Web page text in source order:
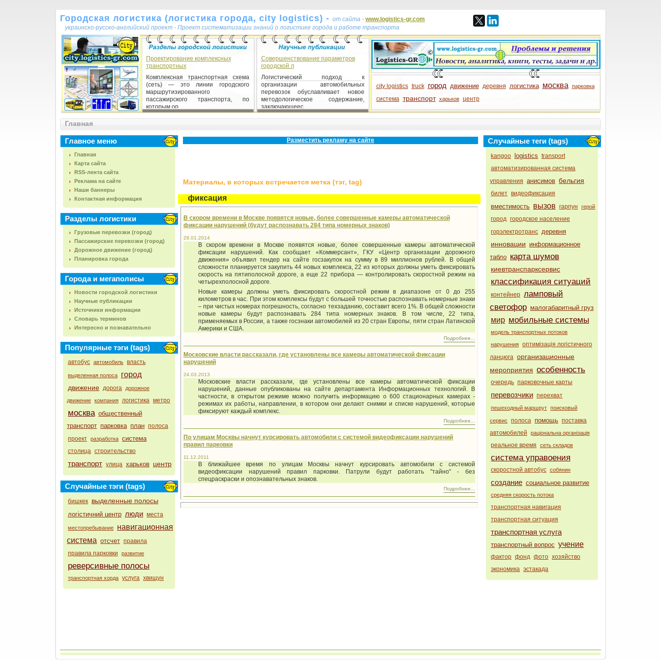
Городская логистика (логистика города, city logistics) - от сайта - www.logistics-gr.com
украинско-русско-английский проект - Проект систематизации знаний о логистике города и работе транспорта
Проектирование комплексных
транспортных
Комплексная транспортная схема
(сеть) — это линии городского
маршрутизированного
пассажирского транспорта, по
которым ор...
Совершенствование параметров
городской л
Логистический подход к
организации автомобильных
перевозок обуславливает новое
методологическое содержание,
заключающеес...
city logistics truck город движение деревня логистика москва парковка
система транспорт харьков центр
Главная
Главное меню
Главная
Карта сайта
RSS-лента сайта
Реклама на сайте
Наши баннеры
Контактная информация
Разделы логистики
Грузовые перевозки (город)
Пассажирские перевозки (город)
Дорожное движение (город)
Планировка города
Города и мегаполисы
Новости городской логистики
Научные публикации
Источники информации
Словарь терминов
Интересно и познавательно
Популярные тэги (tags)
автобус автомобиль власть
выделенная полоса город
движение дорога дорожное
движение компания логистика метро
москва общественный
транспорт парковка план полоса
проект разработка система
столица строительство
транспорт улица харьков центр
Случайные тэги (tags)
бишкек выделенные полосы
логістичний центр люди места
местопребывание
навигационная
система отсчет правила
правила парковки
развитие
реверсивные полосы
транспортная хорда услуга хвищун
Разместить рекламу на сайте
Материалы, в которых встречается метка (тэг, tag)
фиксация
В скором времени в Москве появятся новые, более совершенные камеры автоматической
фиксации нарушений (будут распознавать 284 типа номерных знаков)
28.01.2014
В скором времени в Москве появятся новые, более совершенные камеры автоматической
фиксации нарушений. Как сообщает «Коммерсант», ГКУ «Центр организации дорожного
движения» объявил тендер на сайте госзакупок на сумму в 89 миллионов рублей. В общей
сложности планируется закупить 44 новых комплекса, 22 из которых должны уметь фиксировать
скорость на пятиполосной дороге, а еще 22 прибора — контролировать скоростной режим на
четырехполосной дороге.
Новые камеры должны уметь фиксировать скоростной режим в диапазоне от 0 до 255
километров в час. При этом комплексы будут с большей точностью распознавать номерные знаки
– при чистых номерах погрешность, согласно техзаданию, составит всего 1%. В общей сложности
новые камеры будут распознавать 284 типа номерных знаков. В том числе, 22 типа,
применяемых в России, а также госзнаки автомобилей из 20 стран Европы, пяти стран Латинской
Америки и США.
Подробнее...
Московские власти рассказали, где установлены все камеры автоматической фиксации
нарушений
24.03.2013
Московские власти рассказали, где установлены все камеры автоматической фиксации
нарушений, данные опубликованы на сайте департамента Информационных технологий. В
частности, в открытом режиме можно получить информацию о 600 стационарных камерах -
режимах их работы, направлении, в котором они делают снимки и списке нарушений, которые
фиксируют каждый комплекс.
Подробнее...
По улицам Москвы начнут курсировать автомобили с системой видеофиксации нарушений
правил парковки
11.12.2011
В ближайшее время по улицам Москвы начнут курсировать автомобили с системой
видеофиксации нарушений правил парковки. Патрули будут работать "тайно" - без
спецраскраски и опознавательных знаков.
Подробнее...
Случайные теги (tags)
kangoo logistics transport
автоматизированная система
управления анисимов бельгия
билет видеофиксация
вместимость вызов гарпун герой
город городское население
горэлектротранс деревня
инновации информационное
табло карта шумов
киевтранспарксервис
классификация ситуаций
контейнер ламповый
светофор малогабаритный груз
мир мобильные системы
модель транспортных потоков
нарушения оптимізація логістичного
ланцюга организационные
мероприятия особенность
очередь парковочные карты
перевозчики перехват
пешеходный маршрут поисковый
сервис полоса помощь поставка
автомобилей
раціональна організація
реальное время сеть складов
система управоения
скоростной автобус собянин
создание социальное развитие
средняя скорость потока
транспортная навигация
транспортная ситуация
транспортная услуга
транспортный вопрос учение
фактор фонд фото хозяйство
экономика эстакада